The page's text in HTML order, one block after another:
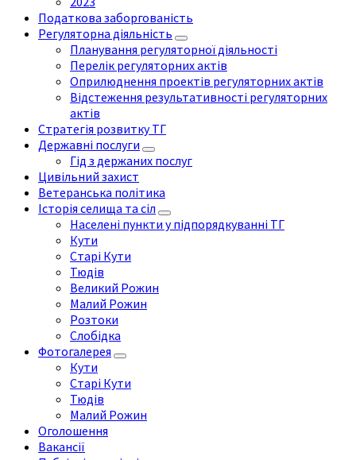
Податкова заборгованість
Регуляторна діяльність
Планування регуляторної діяльності
Перелік регуляторних актів
Оприлюднення проектів регуляторних актів
Відстеження результативності регуляторних
актів
Стратегія розвитку ТГ
Державні послуги
Гід з держаних послуг
Цивільний захист
Ветеранська політика
Історія селища та сіл
Населені пункти у підпорядкуванні ТГ
Кути
Старі Кути
Тюдів
Великий Рожин
Малий Рожин
Розтоки
Слобідка
Фотогалерея
Кути
Старі Кути
Тюдів
Малий Рожин
Оголошення
Вакансії